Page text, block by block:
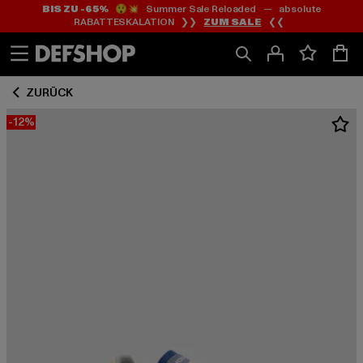
Zum
Inhalt
springen
Zum
Fußzeile
springen
BIS ZU -65%😲💥 Summer Sale Reloaded — absolute
RABATTESKALATION ❯❯ ZUM SALE ❮❮
ZURÜCK
-12%